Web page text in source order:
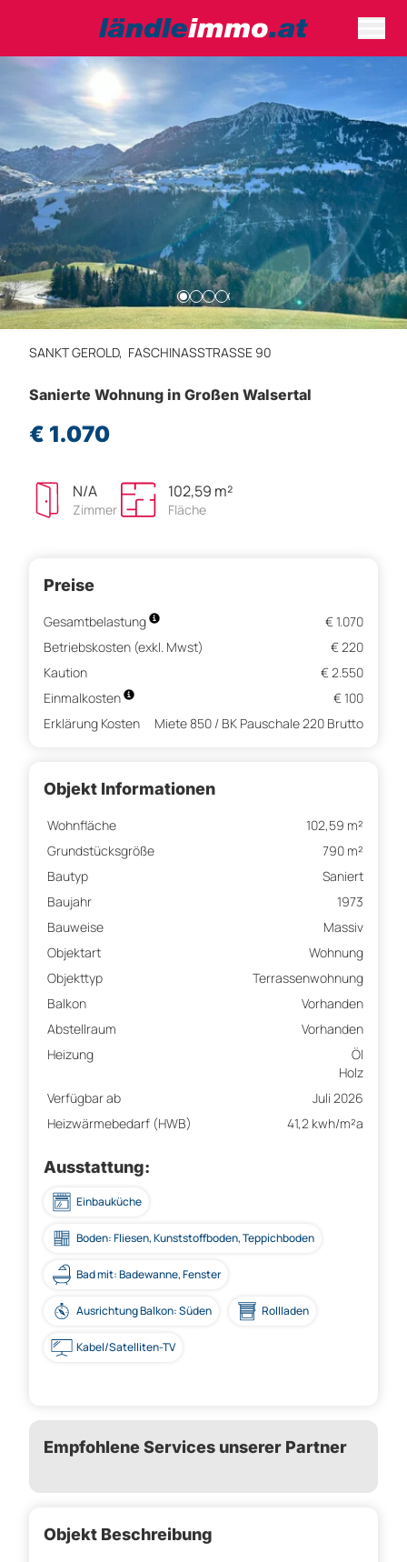
SANKT GEROLD, FASCHINASSTRASSE 90
Sanierte Wohnung in Großen Walsertal
€ 1.070
N/A
Zimmer
102,59 m²
Fläche
Preise
Gesamtbelastung
€ 1.070
Betriebskosten (exkl. Mwst)
€ 220
Kaution
€ 2.550
Einmalkosten
€ 100
Erklärung Kosten
Miete 850 / BK Pauschale 220 Brutto
Objekt Informationen
Wohnfläche
102,59 m²
Grundstücksgröße
790 m²
Bautyp
Saniert
Baujahr
1973
Bauweise
Massiv
Objektart
Wohnung
Objekttyp
Terrassenwohnung
Balkon
Vorhanden
Abstellraum
Vorhanden
Heizung
Öl
Holz
Verfügbar ab
Juli 2026
Heizwärmebedarf (HWB)
41,2 kwh/m²a
Ausstattung:
Einbauküche
Boden: Fliesen, Kunststoffboden, Teppichboden
Bad mit: Badewanne, Fenster
Ausrichtung Balkon: Süden Rollladen
Kabel/Satelliten-TV
Empfohlene Services unserer Partner
Objekt Beschreibung